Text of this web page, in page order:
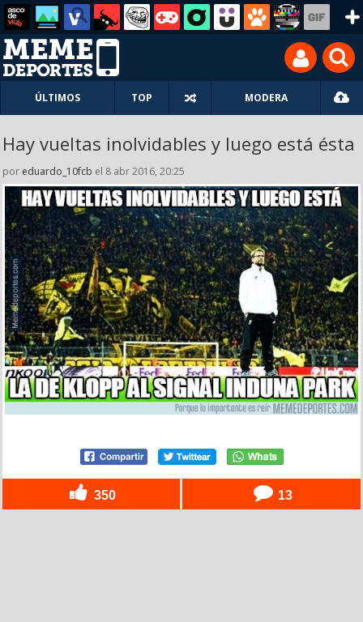
ÚLTIMOS TOP MODERA
Hay vueltas inolvidables y luego está ésta
por eduardo_10fcb el 8 abr 2016, 20:25
350 13